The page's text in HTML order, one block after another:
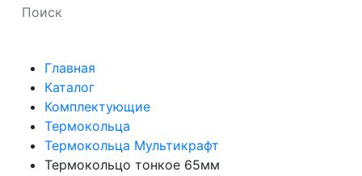
Главная
Каталог
Комплектующие
Термокольца
Термокольца Мультикрафт
Термокольцо тонкое 65мм